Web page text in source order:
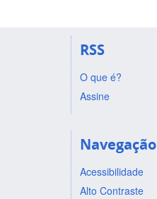
RSS
O que é?
Assine
Navegação
Acessibilidade
Alto Contraste